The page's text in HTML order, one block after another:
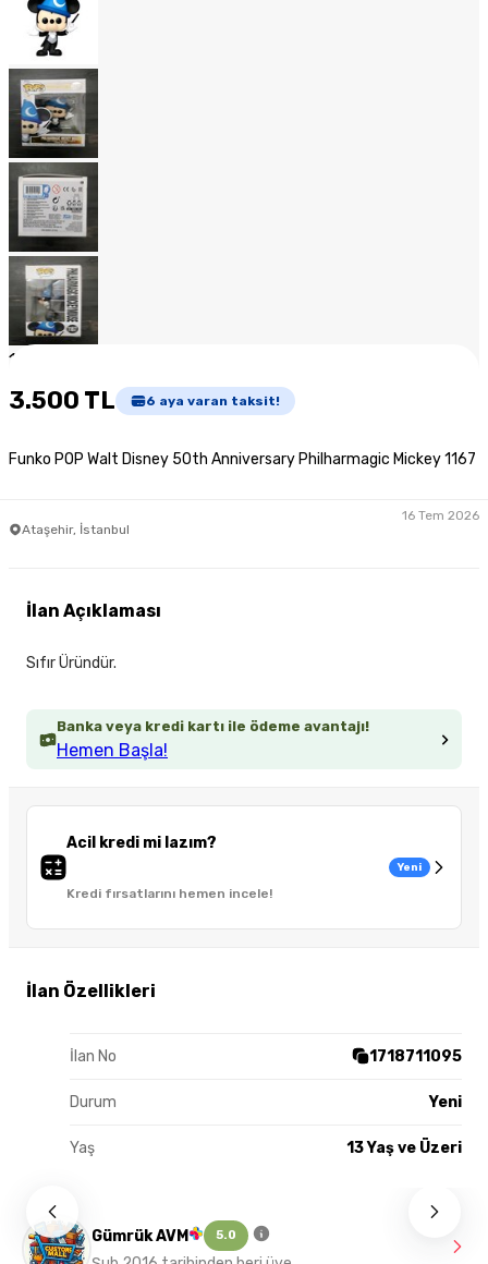
1
3.500 TL 6 aya varan taksit!
Funko POP Walt Disney 50th Anniversary Philharmagic Mickey 1167
Ataşehir, İstanbul
16 Tem 2026
Banka veya kredi kartı ile ödeme avantajı!
Hemen Başla!
Acil kredi mi lazım?
Kredi fırsatlarını hemen incele!
Yeni
İlan Özellikleri
İlan No 1718711095
Durum Yeni
Yaş 13 Yaş ve Üzeri
İlan Açıklaması
Sıfır Üründür.
Gümrük AVM 5.0